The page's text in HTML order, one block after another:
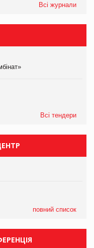
Всі журнали
Всі тендери
повний список